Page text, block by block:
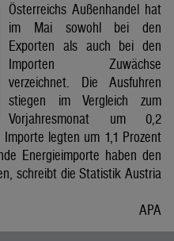
Österreichs Außenhandel hat
im Mai sowohl bei den
Exporten als auch bei den
Importen Zuwächse
verzeichnet. Die Ausfuhren
stiegen im Vergleich zum
Vorjahresmonat um 0,2
legten um 1,1 Prozent
Energieimporte haben den
schreibt die Statistik Austria
APA